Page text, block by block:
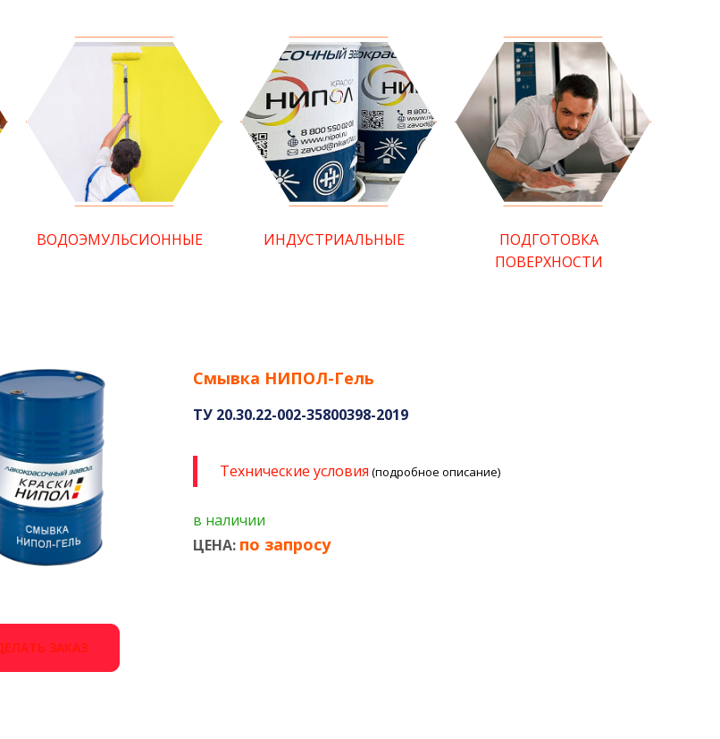
ВОДОЭМУЛЬСИОННЫЕ ИНДУСТРИАЛЬНЫЕ
ПОДГОТОВКА
ПОВЕРХНОСТИ
Смывка НИПОЛ-Гель
ТУ 20.30.22-002-35800398-2019
Технические условия (подробное описание)
в наличии
ЦЕНА: по запросу
ЗАКАЗ